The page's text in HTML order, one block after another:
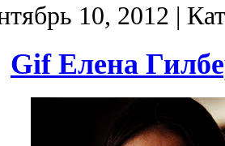
10, 2012 |
Gif Елена